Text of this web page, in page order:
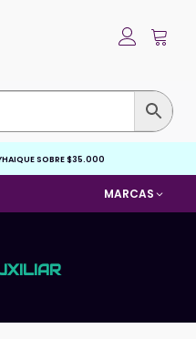
SOBRE $35.000
MARCAS